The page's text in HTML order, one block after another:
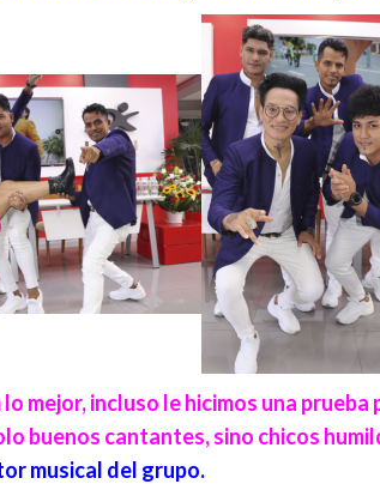
lo mejor, incluso le hicimos una
buenos cantantes, sino chicos
musical del grupo.